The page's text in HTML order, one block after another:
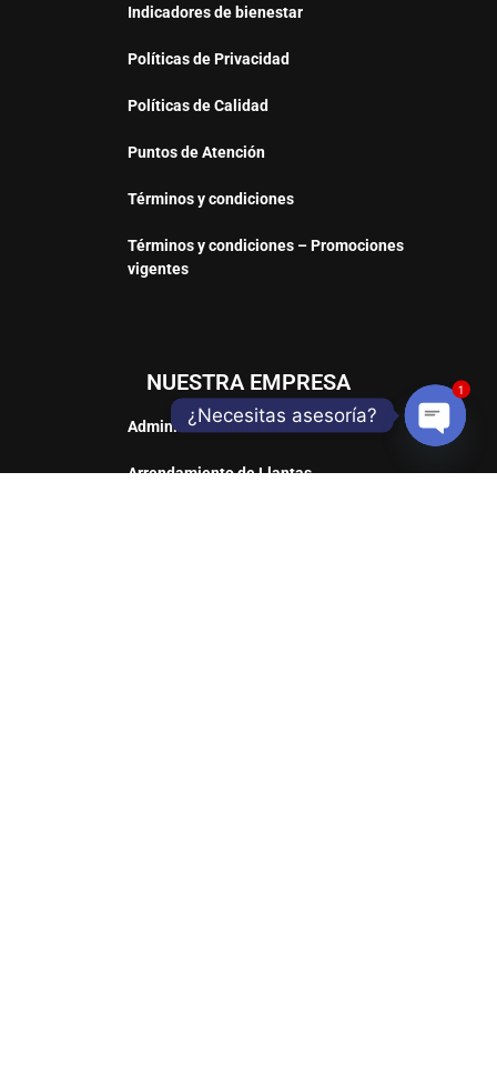
Indicadores de bienestar
Políticas de Privacidad
Políticas de Calidad
Puntos de Atención
Términos y condiciones
Términos y condiciones – Promociones
vigentes
NUESTRA EMPRESA
Administración de Flota
Arrendamiento de Llantas
¿Necesitas asesoría?
Open
1